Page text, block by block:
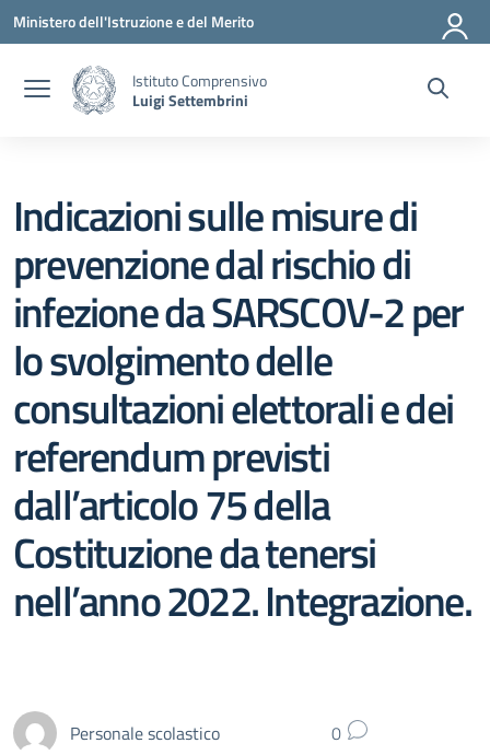
Vai ai contenuti
Vai al menu di navigazione
Vai al footer
Ministero dell'Istruzione e del Merito
Istituto Comprensivo
Luigi Settembrini
Indicazioni sulle misure di
prevenzione dal rischio di
infezione da SARSCOV-2 per
lo svolgimento delle
consultazioni elettorali e dei
referendum previsti
dall’articolo 75 della
Costituzione da tenersi
nell’anno 2022. Integrazione.
Personale scolastico 0